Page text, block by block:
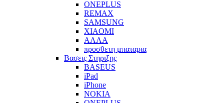
ONEPLUS
REMAX
SAMSUNG
XIAOMI
ΑΛΛΑ
προσθετη μπαταρια
Βασεις Στηριξης
BASEUS
iPad
iPhone
NOKIA